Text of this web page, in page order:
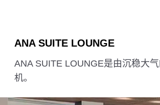
ANA SUITE LOUNGE
ANA SUITE LOUNGE是由沉稳大
机。